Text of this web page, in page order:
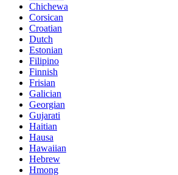
Chichewa
Corsican
Croatian
Dutch
Estonian
Filipino
Finnish
Frisian
Galician
Georgian
Gujarati
Haitian
Hausa
Hawaiian
Hebrew
Hmong